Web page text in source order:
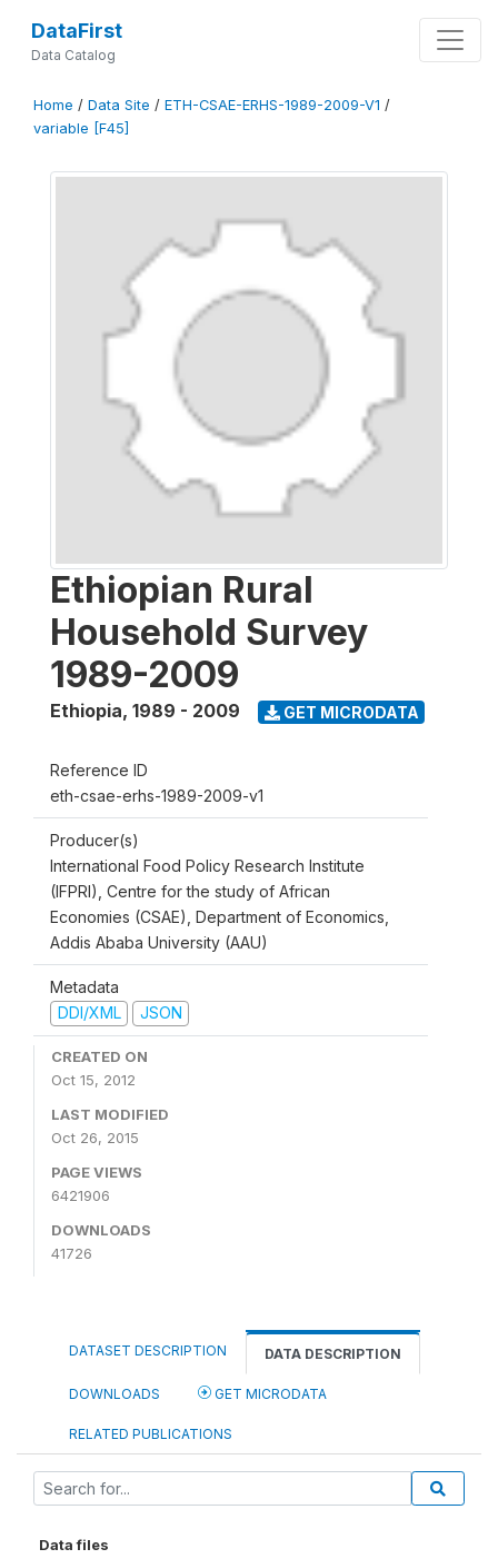
DataFirst
Data Catalog
Home / Data Site / ETH-CSAE-ERHS-1989-2009-V1 /
variable [F45]
Ethiopian Rural
Household Survey
1989-2009
Ethiopia, 1989 - 2009 GET MICRODATA
Reference ID
eth-csae-erhs-1989-2009-v1
Producer(s)
International Food Policy Research Institute
(IFPRI), Centre for the study of African
Economies (CSAE), Department of Economics,
Addis Ababa University (AAU)
Metadata
DDI/XML
JSON
CREATED ON
Oct 15, 2012
LAST MODIFIED
Oct 26, 2015
PAGE VIEWS
6421906
DOWNLOADS
41726
DATASET DESCRIPTION DATA DESCRIPTION
DOWNLOADS GET MICRODATA
RELATED PUBLICATIONS
Data files